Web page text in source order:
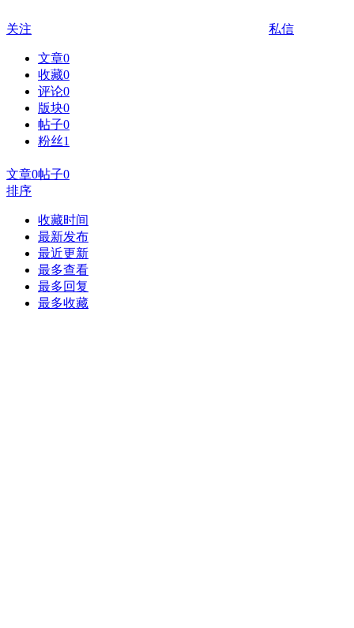
关注 私信
文章0
收藏0
评论0
版块0
帖子0
粉丝1
文章0帖子0
排序
收藏时间
最新发布
最近更新
最多查看
最多回复
最多收藏